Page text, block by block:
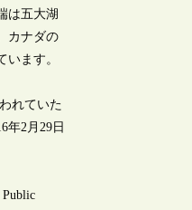
は五大湖
カナダの
ます。
れていた
年2月29日
Public